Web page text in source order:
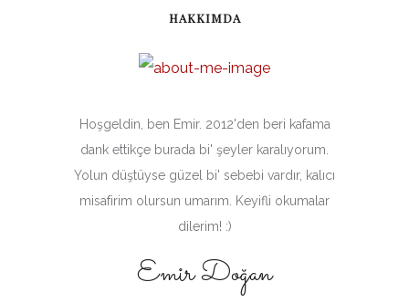
HAKKIMDA
Hoşgeldin, ben Emir. 2012'den beri kafama
dank ettikçe burada bi' şeyler karalıyorum.
Yolun düştüyse güzel bi' sebebi vardır, kalıcı
misafirim olursun umarım. Keyifli okumalar
dilerim! :)
Emir Doğan